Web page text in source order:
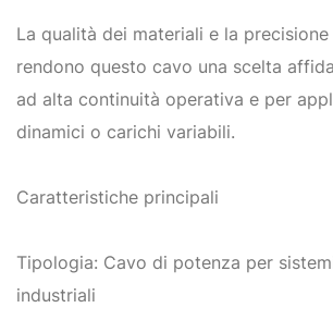
La qualità dei materiali e la
rendono questo cavo una scelta
ad alta continuità operativa e per
dinamici o carichi variabili.
Caratteristiche principali
Tipologia: Cavo di potenza per
industriali